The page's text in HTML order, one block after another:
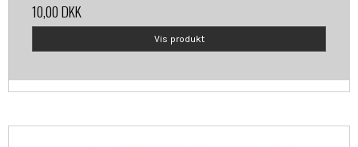
10,00 DKK
Vis produkt